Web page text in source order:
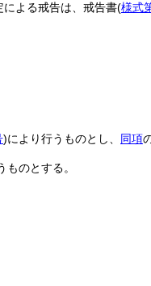
よる戒告は、戒告書(様式
)により行うものとし、 同項
ものとする。